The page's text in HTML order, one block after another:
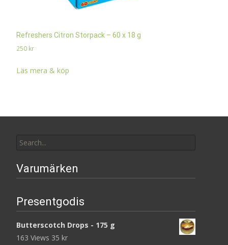
Refreshers Citron Storpack – 60 x 18 g
250 kr
Läs mera & köp
for:
Varumärken
Presentgodis
Butterscotch Drops - 175 g
163 Views 35 kr